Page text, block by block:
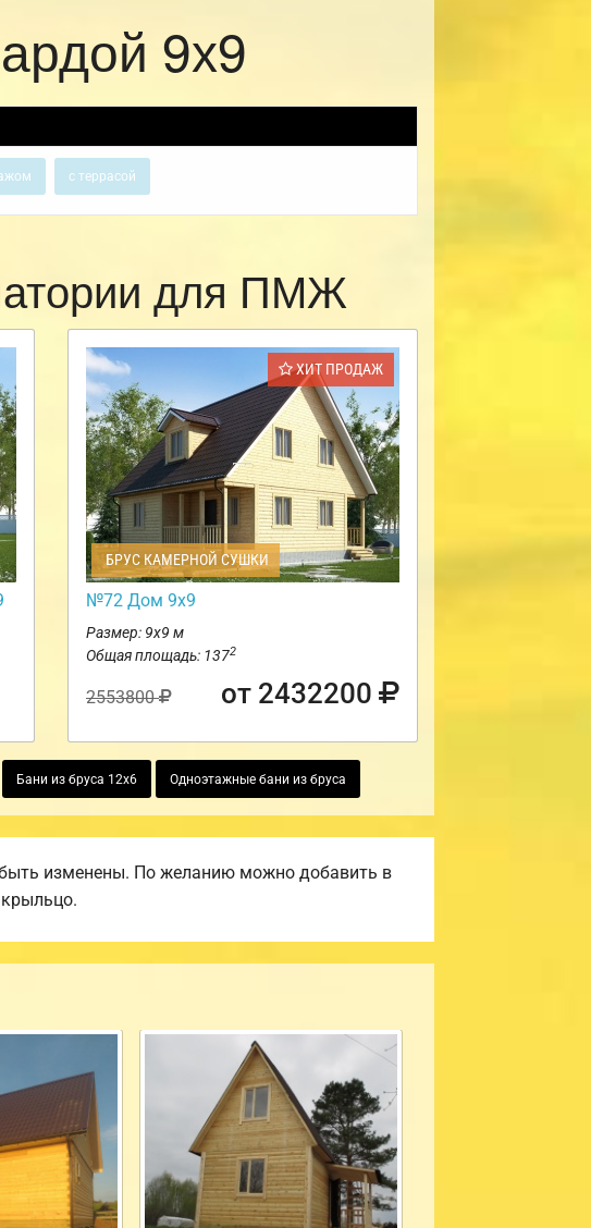
9х9
с террасой
для ПМЖ
ХИТ ПРОДАЖ
БРУС КАМЕРНОЙ СУШКИ
№72 Дом 9х9
Размер: 9х9 м
Общая площадь: 1372
2553800 от 2432200
Бани из бруса 12х6 Одноэтажные бани из бруса
изменены. По желанию можно добавить в
крыльцо.